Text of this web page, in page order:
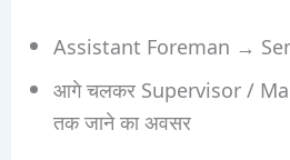
Assistant Foreman →
आगे चलकर Supervisor /
तक जाने का अवसर